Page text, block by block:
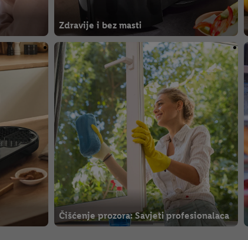
Zdravije i bez masti
Čišćenje prozora: Savjeti profesionalaca